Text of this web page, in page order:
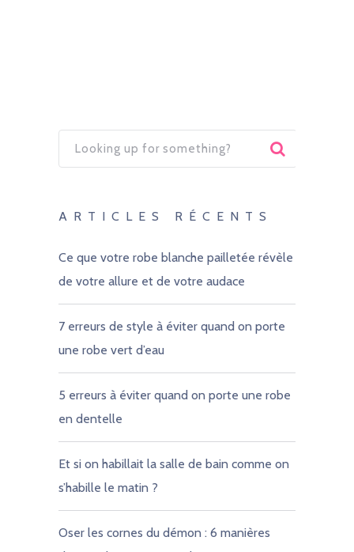
ARTICLES RÉCENTS
Ce que votre robe blanche pailletée révèle
de votre allure et de votre audace
7 erreurs de style à éviter quand on porte
une robe vert d’eau
5 erreurs à éviter quand on porte une robe
en dentelle
Et si on habillait la salle de bain comme on
s’habille le matin ?
Oser les cornes du démon : 6 manières